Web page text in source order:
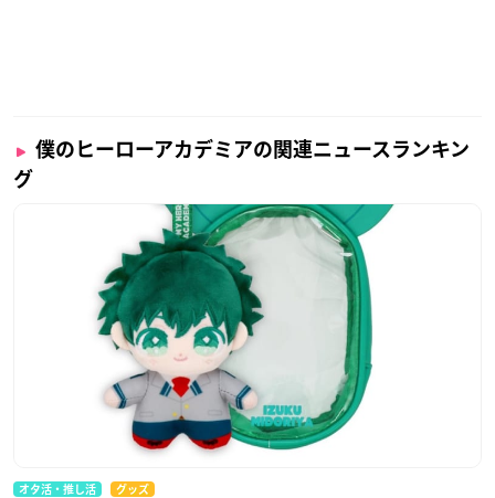
僕のヒーローアカデミアの関連ニュースランキン
グ
オタ活・推し活 グッズ